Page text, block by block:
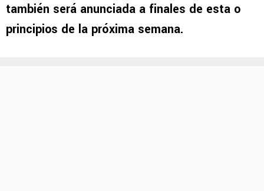
también será anunciada a finales de esta o
principios de la próxima semana.